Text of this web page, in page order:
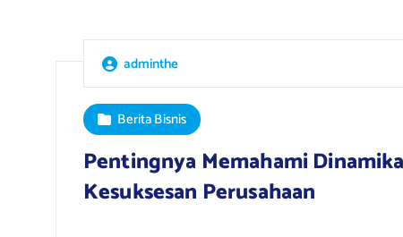
adminthe
Berita Bisnis
Pentingnya Memahami
Kesuksesan Perusahaan